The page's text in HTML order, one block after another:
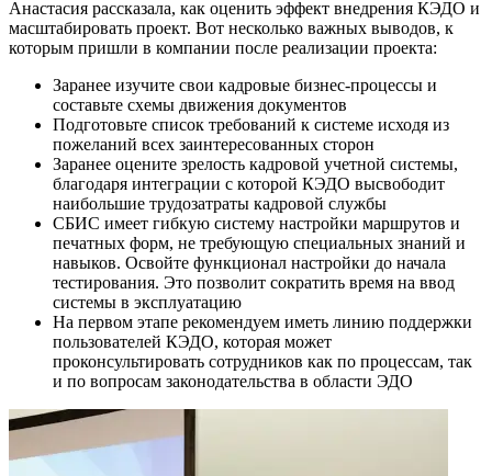
Анастасия рассказала, как оценить эффект внедрения КЭДО и
масштабировать проект. Вот несколько важных выводов, к
которым пришли в компании после реализации проекта:
Заранее изучите свои кадровые бизнес-процессы и
составьте схемы движения документов
Подготовьте список требований к системе исходя из
пожеланий всех заинтересованных сторон
Заранее оцените зрелость кадровой учетной системы,
благодаря интеграции с которой КЭДО высвободит
наибольшие трудозатраты кадровой службы
СБИС имеет гибкую систему настройки маршрутов и
печатных форм, не требующую специальных знаний и
навыков. Освойте функционал настройки до начала
тестирования. Это позволит сократить время на ввод
системы в эксплуатацию
На первом этапе рекомендуем иметь линию поддержки
пользователей КЭДО, которая может
проконсультировать сотрудников как по процессам, так
и по вопросам законодательства в области ЭДО